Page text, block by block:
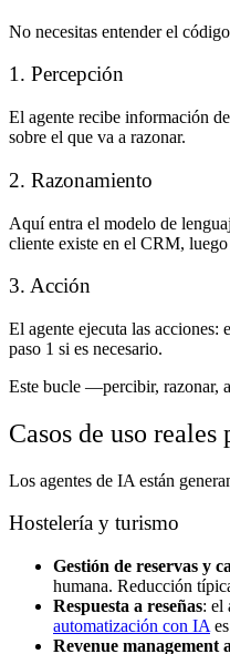
No necesitas entender el
1. Percepción
El agente recibe información
sobre el que va a razonar.
2. Razonamiento
Aquí entra el modelo de
cliente existe en el CRM,
3. Acción
El agente ejecuta las acciones:
paso 1 si es necesario.
Este bucle —percibir, razonar,
Casos de uso
Los agentes de IA están
Hostelería y turismo
Gestión de reservas y
humana. Reducción
Respuesta a reseñas: el
automatización con IA
Revenue management